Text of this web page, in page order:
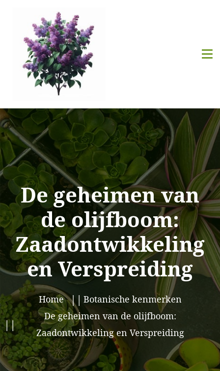
De geheimen van
de olijfboom:
Zaadontwikkeling
en Verspreiding
Home
Botanische kenmerken
De geheimen van de olijfboom:
Zaadontwikkeling en Verspreiding